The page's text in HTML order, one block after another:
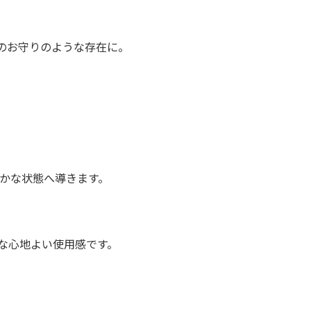
守りのような存在に。
状態へ導きます。
地よい使用感です。